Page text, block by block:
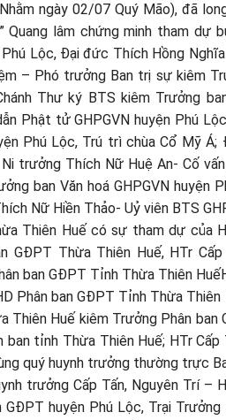
ngày 02/07 Quý Mão), đã
Quang lâm chứng minh tham dự
Phú Lộc, Đại đức Thích Hồng
– Phó trưởng Ban trị sự kiêm
Thư ký BTS kiêm Trưởng
Phật tử GHPGVN huyện Phú
Phú Lộc, Trú trì chùa Cổ Mỹ
Ni trưởng Thích Nữ Huệ An- Cố
ban Văn hoá GHPGVN huyện
Nữ Hiền Thảo- Uỷ viên BTS
Thiên Huế có sự tham dự của
GĐPT Thừa Thiên Huế, HTr
ban GĐPT Tỉnh Thừa Thiên
Phân ban GĐPT Tỉnh Thừa
Thiên Huế kiêm Trưởng Phân ban
ban tỉnh Thừa Thiên Huế; HTr
quý huynh trưởng thường trực
trưởng Cấp Tấn, Nguyên Trí –
GĐPT huyện Phú Lộc, Trại